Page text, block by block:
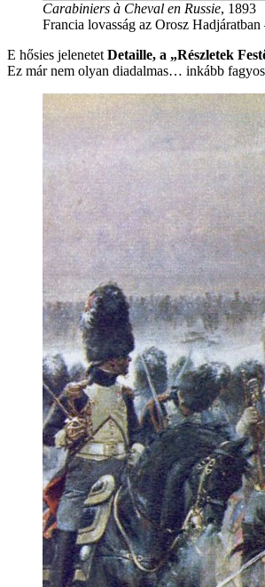
Carabiniers à Cheval en Russie, 1893
Francia lovasság az Orosz
E hősies jelenetet Detaille, a „Részletek
Ez már nem olyan diadalmas… inkább